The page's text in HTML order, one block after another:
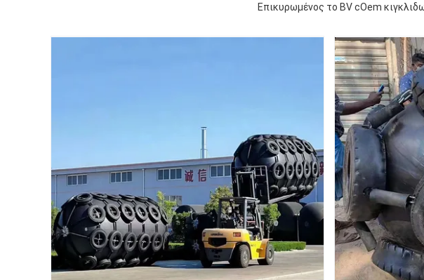
Επικυρωμένος το BV cOem